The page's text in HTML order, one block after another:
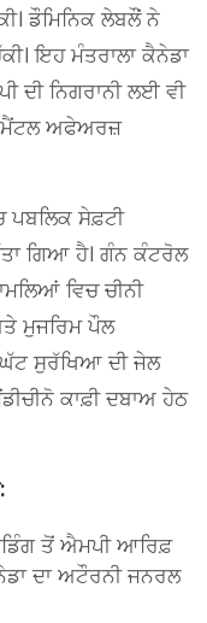
ਡੌਮਿਨਿਕ ਲੇਬਲੌਂ ਨੇ
ਇਹ ਮੰਤਰਾਲਾ ਕੈਨੇਡਾ
ਦੀ ਨਿਗਰਾਨੀ ਲਈ ਵੀ
ਅਫੇਅਰਜ਼
ਪਬਲਿਕ ਸੇਫ਼ਟੀ
ਗਿਆ ਹੈ। ਗੰਨ ਕੰਟਰੋਲ
ਵਿਚ ਚੀਨੀ
ਮੁਜਰਿਮ ਪੌਲ
ਸੁਰੱਖਿਆ ਦੀ ਜੇਲ
ਕਾਫ਼ੀ ਦਬਾਅ ਹੇਠ
ਤੋਂ ਐਮਪੀ ਆਰਿਫ਼
ਦਾ ਅਟੌਰਨੀ ਜਨਰਲ